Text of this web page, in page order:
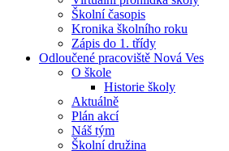
Školní časopis
Kronika školního roku
Zápis do 1. třídy
Odloučené pracoviště Nová Ves
O škole
Historie školy
Aktuálně
Plán akcí
Náš tým
Školní družina